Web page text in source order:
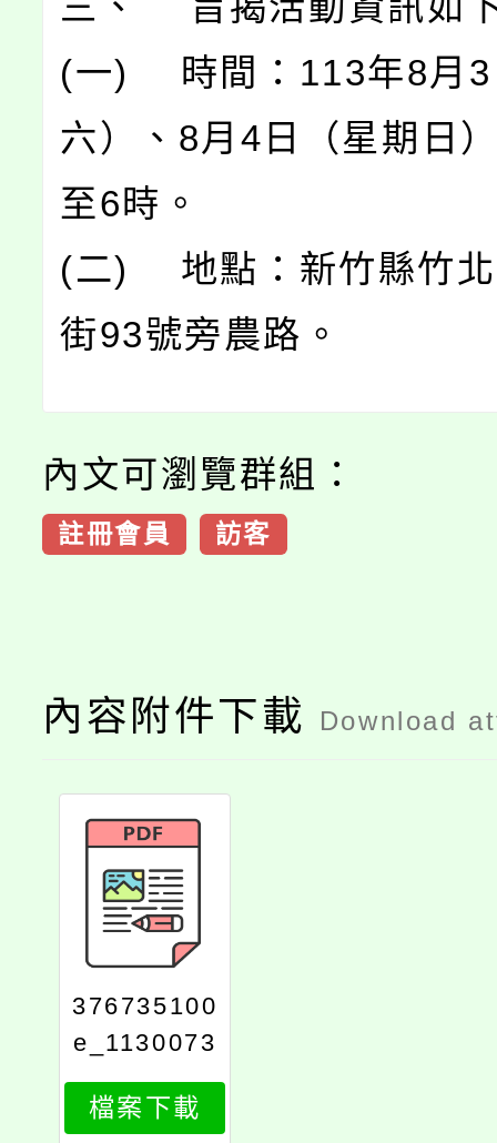
(一) 時間：113年8月3
六）、8月4日（星期日
至6時。
(二) 地點：新竹縣竹北
街93號旁農路。
內文可瀏覽群組：
註冊會員 訪客
內容附件下載 Download
376735100
e_1130073
303_attach
1
檔案下載